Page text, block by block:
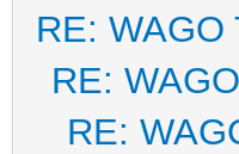
RE: WAGO
RE:
RE: